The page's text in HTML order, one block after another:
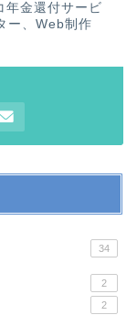
年金還付サービ
ー、Web制作
34
2
2